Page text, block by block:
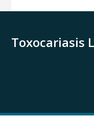
Toxocariasis